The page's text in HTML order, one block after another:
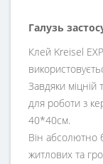
Галузь
Клей Kreisel
Завдяки міцній
для роботи з
40*40см.
Він абсолютно
житлових та